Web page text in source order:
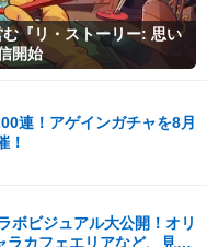
『リ・ストーリー: 思い
開始
連！アゲインガチャを8月
！
ボビジュアル大公開！オリ
ラカフェエリアなど、見ど